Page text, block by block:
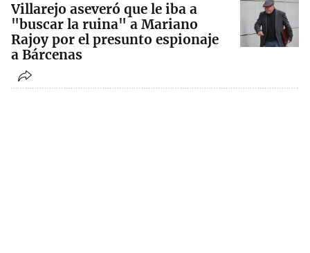
Villarejo aseveró que le iba a
"buscar la ruina" a Mariano
Rajoy por el presunto espionaje
a Bárcenas